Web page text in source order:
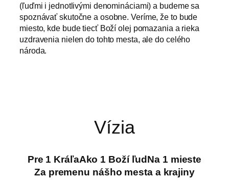
(ľuďmi i jednotlivými denomináciami) a budeme sa
spoznávať skutočne a osobne. Veríme, že to bude
miesto, kde bude tiecť Boží olej pomazania a rieka
uzdravenia nielen do tohto mesta, ale do celého
národa.
Vízia
Pre 1 KráľaAko 1 Boží ľud Na 1 mieste
Za premenu nášho mesta a krajiny